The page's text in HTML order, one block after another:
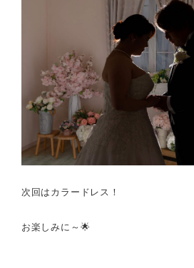
次回はカラードレス！
お楽しみに～🌟